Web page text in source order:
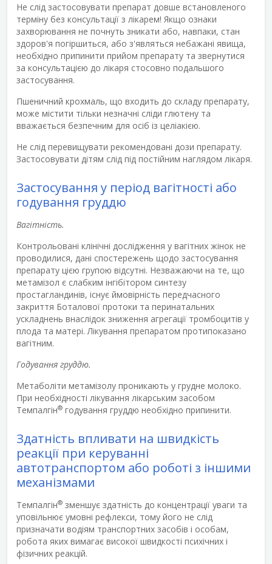
Не слід застосовувати препарат довше встановленого
терміну без консультації з лікарем! Якщо ознаки
захворювання не почнуть зникати або, навпаки, стан
здоров'я погіршиться, або з'являться небажані явища,
необхідно припинити прийом препарату та звернутися
за консультацією до лікаря стосовно подальшого
застосування.
Пшеничний крохмаль, що входить до складу препарату,
може містити тільки незначні сліди глютену та
вважається безпечним для осіб із целіакією.
Не слід перевищувати рекомендовані дози препарату.
Застосовувати дітям слід під постійним наглядом лікаря.
Застосування у період вагітності або
годування груддю
Вагітність.
Контрольовані клінічні дослідження у вагітних жінок не
проводилися, дані спостережень щодо застосування
препарату цією групою відсутні. Незважаючи на те, що
метамізол є слабким інгібітором синтезу
простагландинів, існує ймовірність передчасного
закриття Боталової протоки та перинатальних
ускладнень внаслідок зниження агрегації тромбоцитів у
плода та матері. Лікування препаратом протипоказано
вагітним.
Годування груддю.
Метаболіти метамізолу проникають у грудне молоко.
При необхідності лікування лікарським засобом
Темпалгін® годування груддю необхідно припинити.
Здатність впливати на швидкість
реакції при керуванні
автотранспортом або роботі з іншими
механізмами
Темпалгін® зменшує здатність до концентрації уваги та
уповільнює умовні рефлекси, тому його не слід
призначати водіям транспортних засобів і особам,
робота яких вимагає високої швидкості психічних і
фізичних реакцій.